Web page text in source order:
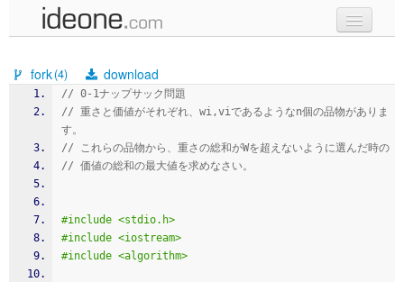
samples
recent codes
sign in
fork(4) download
// 0-1ナップサック問題
// 重さと価値がそれぞれ、wi,viであるようなn個の品物がありま
す。
// これらの品物から、重さの総和がWを超えないように選んだ時の
// 価値の総和の最大値を求めなさい。
#include <stdio.h>
#include <iostream>
#include <algorithm>